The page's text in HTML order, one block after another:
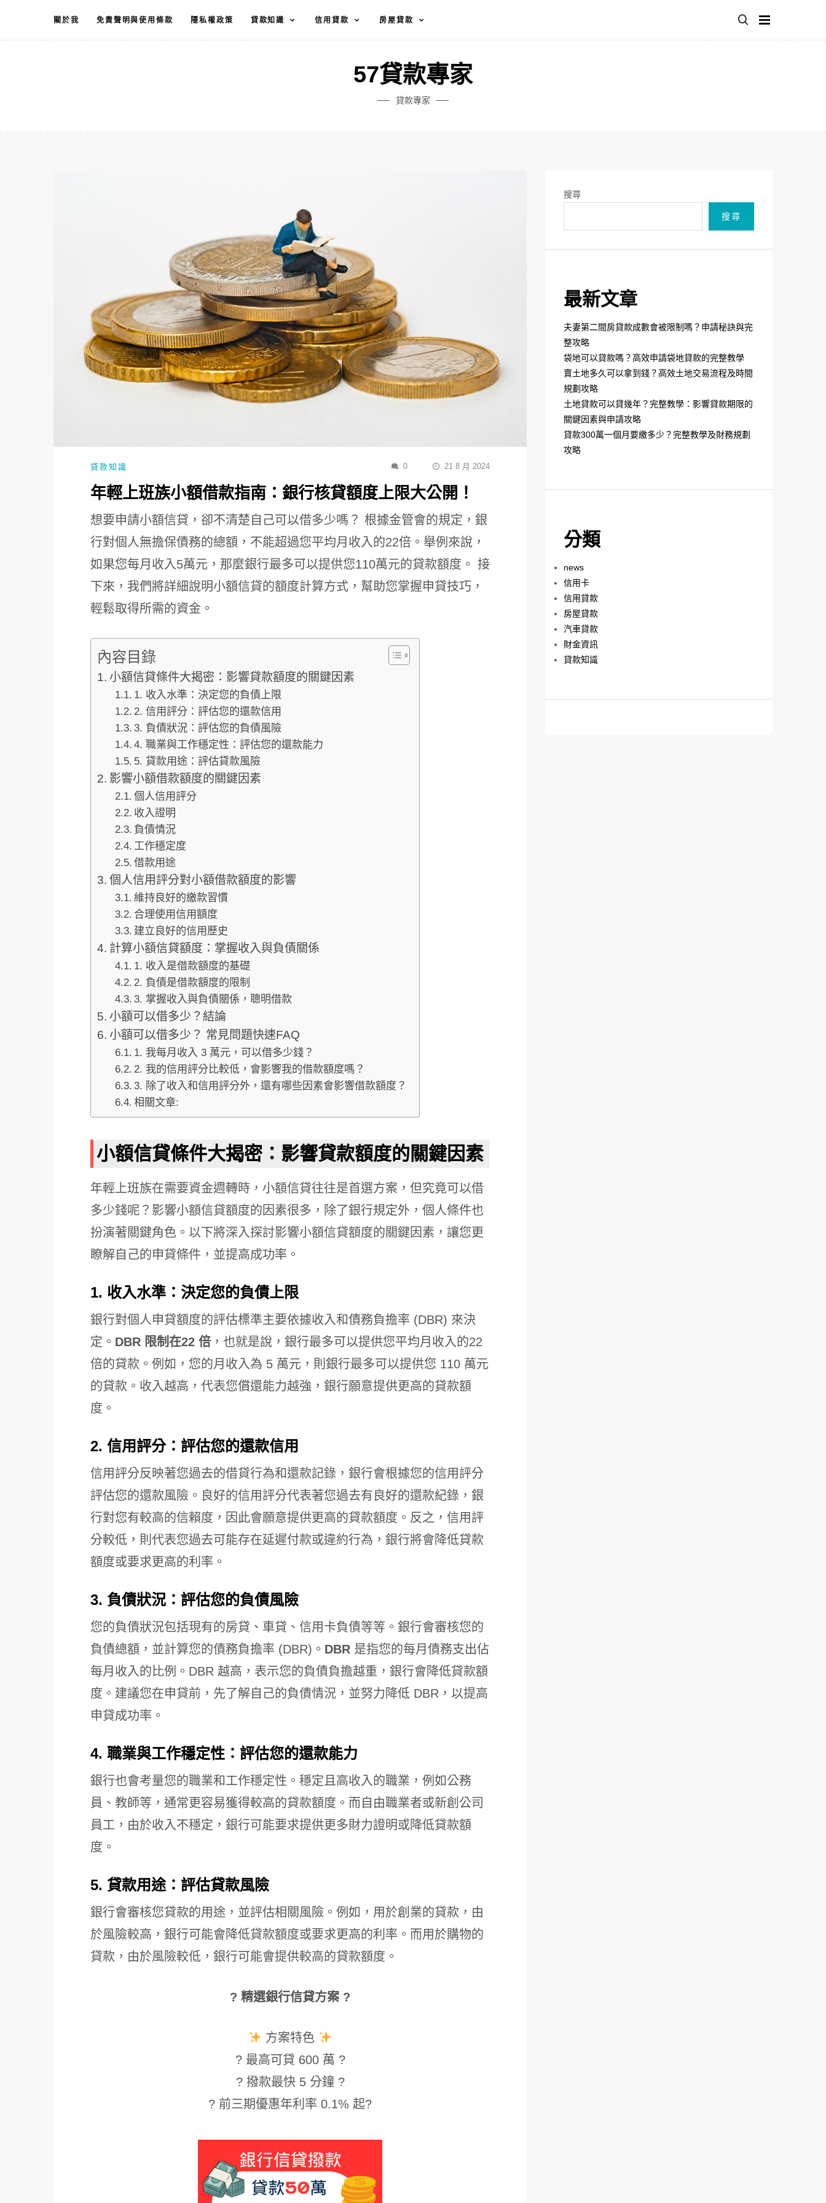
主
關於我 免責聲明與使用條款 隱私權政策 貸款知識 信用貸款 房屋貸款
57貸款專家
貸款專家
貸款知識 0 21 8 月 2024
年輕上班族小額借款指南：銀行核貸額度上限大公開！
想要申請小額信貸，卻不清楚自己可以借多少嗎？ 根據金管會的規定，銀
行對個人無擔保債務的總額，不能超過您平均月收入的22倍。舉例來說，
如果您每月收入5萬元，那麼銀行最多可以提供您110萬元的貸款額度。 接
下來，我們將詳細說明小額信貸的額度計算方式，幫助您掌握申貸技巧，
輕鬆取得所需的資金。
內容目錄
小額信貸條件大揭密：影響貸款額度的關鍵因素
1. 收入水準：決定您的負債上限
2. 信用評分：評估您的還款信用
3. 負債狀況：評估您的負債風險
4. 職業與工作穩定性：評估您的還款能力
5. 貸款用途：評估貸款風險
影響小額借款額度的關鍵因素
個人信用評分
收入證明
負債情況
工作穩定度
借款用途
個人信用評分對小額借款額度的影響
維持良好的繳款習慣
合理使用信用額度
建立良好的信用歷史
計算小額信貸額度：掌握收入與負債關係
1. 收入是借款額度的基礎
2. 負債是借款額度的限制
3. 掌握收入與負債關係，聰明借款
小額可以借多少？結論
小額可以借多少？ 常見問題快速FAQ
1. 我每月收入 3 萬元，可以借多少錢？
2. 我的信用評分比較低，會影響我的借款額度嗎？
3. 除了收入和信用評分外，還有哪些因素會影響借款額度？
相關文章:
小額信貸條件大揭密：影響貸款額度的關鍵因素
年輕上班族在需要資金週轉時，小額信貸往往是首選方案，但究竟可以借
多少錢呢？影響小額信貸額度的因素很多，除了銀行規定外，個人條件也
扮演著關鍵角色。以下將深入探討影響小額信貸額度的關鍵因素，讓您更
瞭解自己的申貸條件，並提高成功率。
1. 收入水準：決定您的負債上限
銀行對個人申貸額度的評估標準主要依據收入和債務負擔率 (DBR) 來決
定。 DBR 限制在22 倍 ，也就是說，銀行最多可以提供您平均月收入的22
倍的貸款。例如，您的月收入為 5 萬元，則銀行最多可以提供您 110 萬元
的貸款。收入越高，代表您償還能力越強，銀行願意提供更高的貸款額
度。
2. 信用評分：評估您的還款信用
信用評分反映著您過去的借貸行為和還款記錄，銀行會根據您的信用評分
評估您的還款風險。良好的信用評分代表著您過去有良好的還款紀錄，銀
行對您有較高的信賴度，因此會願意提供更高的貸款額度。反之，信用評
分較低，則代表您過去可能存在延遲付款或違約行為，銀行將會降低貸款
額度或要求更高的利率。
3. 負債狀況：評估您的負債風險
您的負債狀況包括現有的房貸、車貸、信用卡負債等等。銀行會審核您的
負債總額，並計算您的債務負擔率 (DBR)。 DBR 是指您的每月債務支出佔
每月收入的比例。DBR 越高，表示您的負債負擔越重，銀行會降低貸款額
度。建議您在申貸前，先了解自己的負債情況，並努力降低 DBR，以提高
申貸成功率。
4. 職業與工作穩定性：評估您的還款能力
銀行也會考量您的職業和工作穩定性。穩定且高收入的職業，例如公務
員、教師等，通常更容易獲得較高的貸款額度。而自由職業者或新創公司
員工，由於收入不穩定，銀行可能要求提供更多財力證明或降低貸款額
度。
5. 貸款用途：評估貸款風險
銀行會審核您貸款的用途，並評估相關風險。例如，用於創業的貸款，由
於風險較高，銀行可能會降低貸款額度或要求更高的利率。而用於購物的
貸款，由於風險較低，銀行可能會提供較高的貸款額度。
? 精選銀行信貸方案 ?
方案特色
? 最高可貸 600 萬 ?
? 撥款最快 5 分鐘 ?
? 前三期優惠年利率 0.1% 起?
搜尋
搜尋
最新文章
夫妻第二間房貸款成數會被限制嗎？申請秘訣與完
整攻略
袋地可以貸款嗎？高效申請袋地貸款的完整教學
賣土地多久可以拿到錢？高效土地交易流程及時間
規劃攻略
土地貸款可以貸幾年？完整教學：影響貸款期限的
關鍵因素與申請攻略
貸款300萬一個月要繳多少？完整教學及財務規劃
攻略
分類
news
信用卡
信用貸款
房屋貸款
汽車貸款
財金資訊
貸款知識